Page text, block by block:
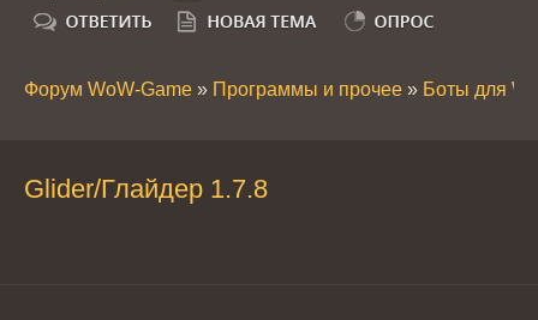
Форум WoW-Game » Программы и прочее » Боты для
Glider/Глайдер 1.7.8